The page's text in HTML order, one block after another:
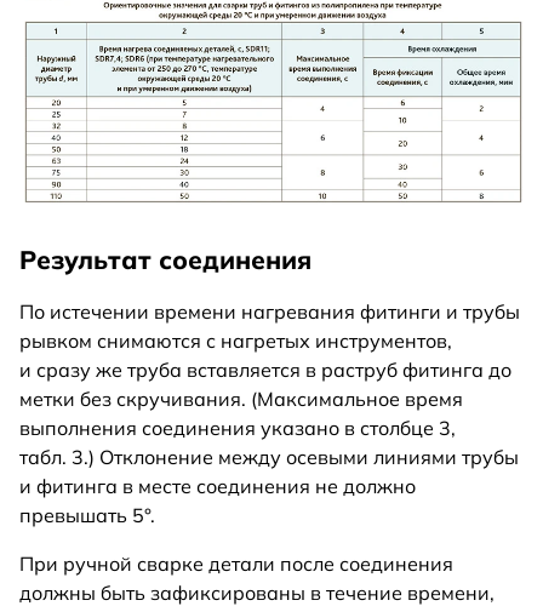
Результат соединения
По истечении времени нагревания фитинги и трубы
рывком снимаются с нагретых инструментов,
и сразу же труба вставляется в раструб фитинга до
метки без скручивания. (Максимальное время
выполнения соединения указано в столбце 3,
табл. 3.) Отклонение между осевыми линиями трубы
и фитинга в месте соединения не должно
превышать 5°.
При ручной сварке детали после соединения
должны быть зафиксированы в течение времени,